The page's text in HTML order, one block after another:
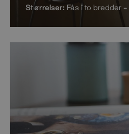
Størrelser: Fås i to bredder –